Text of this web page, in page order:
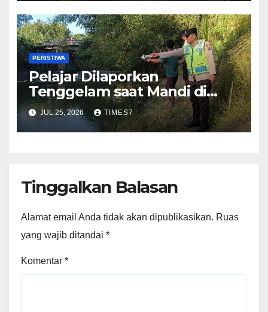
PERISTIWA
Pelajar Dilaporkan
Tenggelam saat Mandi di
Sungai Kedungbener
Kebumen
JUL 25, 2026 TIMES7
Tinggalkan Balasan
Alamat email Anda tidak akan dipublikasikan. Ruas
yang wajib ditandai *
Komentar *